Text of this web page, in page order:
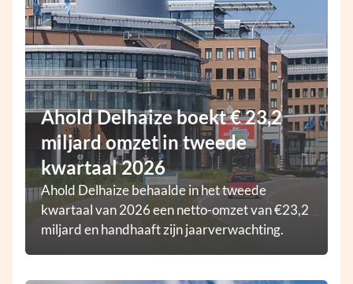
Ahold Delhaize boekt € 23,2
miljard omzet in tweede
kwartaal 2026
Ahold Delhaize behaalde in het tweede
kwartaal van 2026 een netto-omzet van €23,2
miljard en handhaaft zijn jaarverwachting.